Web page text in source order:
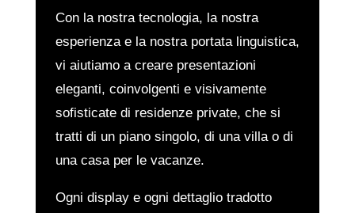
Con la nostra tecnologia, la nostra
esperienza e la nostra portata linguistica,
vi aiutiamo a creare presentazioni
eleganti, coinvolgenti e visivamente
sofisticate di residenze private, che si
tratti di un piano singolo, di una villa o di
una casa per le vacanze.
Ogni display e ogni dettaglio tradotto